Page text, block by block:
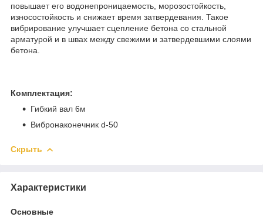
повышает его водонепроницаемость, морозостойкость,
износостойкость и снижает время затвердевания. Такое
вибрирование улучшает сцепление бетона со стальной
арматурой и в швах между свежими и затвердевшими слоями
бетона.
Комплектация:
Гибкий вал 6м
Вибронаконечник d-50
Скрыть
Характеристики
Основные